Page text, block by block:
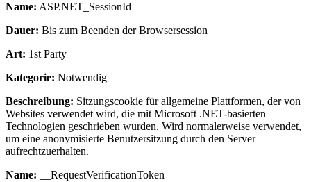
Name: ASP.NET_SessionId
Dauer: Bis zum Beenden der Browsersession
Art: 1st Party
Kategorie: Notwendig
Beschreibung: Sitzungscookie für allgemeine Plattformen, der von
Websites verwendet wird, die mit Microsoft .NET-basierten
Technologien geschrieben wurden. Wird normalerweise verwendet,
um eine anonymisierte Benutzersitzung durch den Server
aufrechtzuerhalten.
Name: __RequestVerificationToken